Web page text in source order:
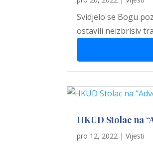
Svidjelo se Bogu
ostavili neizbrisiv
HKUD Stolac na
pro 12, 2022 |Vijesti